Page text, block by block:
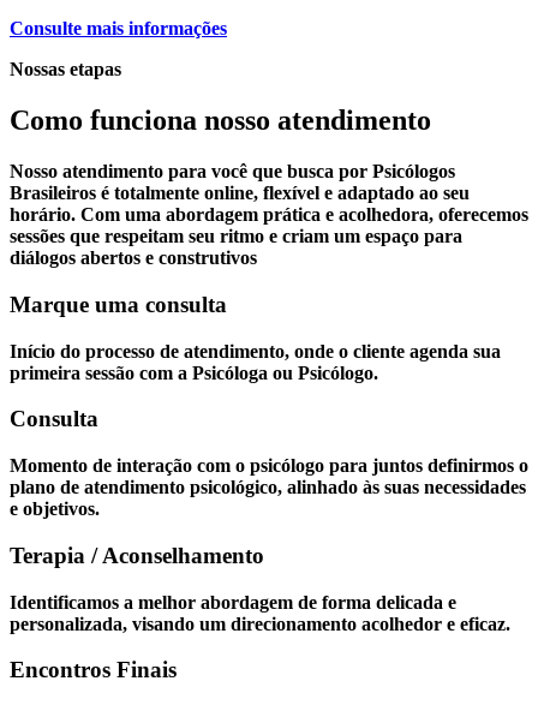
Consulte mais informações
Nossas etapas
Como funciona nosso atendimento
Nosso atendimento para você que busca por Psicólogos
Brasileiros é totalmente online, flexível e adaptado ao seu
horário. Com uma abordagem prática e acolhedora, oferecemos
sessões que respeitam seu ritmo e criam um espaço para
diálogos abertos e construtivos
Marque uma consulta
Início do processo de atendimento, onde o cliente agenda sua
primeira sessão com a Psicóloga ou Psicólogo.
Consulta
Momento de interação com o psicólogo para juntos definirmos o
plano de atendimento psicológico, alinhado às suas necessidades
e objetivos.
Terapia / Aconselhamento
Identificamos a melhor abordagem de forma delicada e
personalizada, visando um direcionamento acolhedor e eficaz.
Encontros Finais